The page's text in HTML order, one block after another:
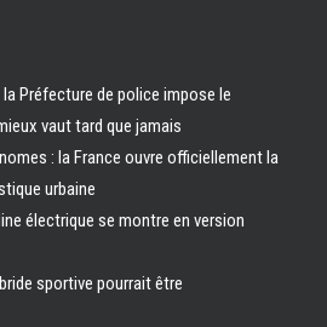
Préfecture de police impose le
vaut tard que jamais
: la France ouvre officiellement la
urbaine
électrique se montre en version
sportive pourrait être